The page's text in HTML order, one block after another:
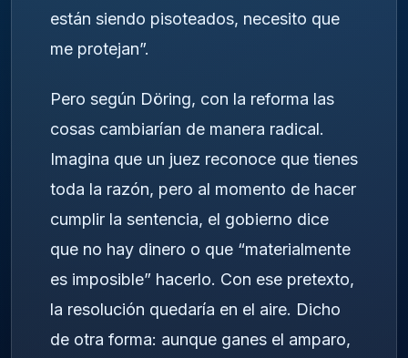
están siendo pisoteados, necesito que
me protejan”.
Pero según Döring, con la reforma las
cosas cambiarían de manera radical.
Imagina que un juez reconoce que tienes
toda la razón, pero al momento de hacer
cumplir la sentencia, el gobierno dice
que no hay dinero o que “materialmente
es imposible” hacerlo. Con ese pretexto,
la resolución quedaría en el aire. Dicho
de otra forma: aunque ganes el amparo,